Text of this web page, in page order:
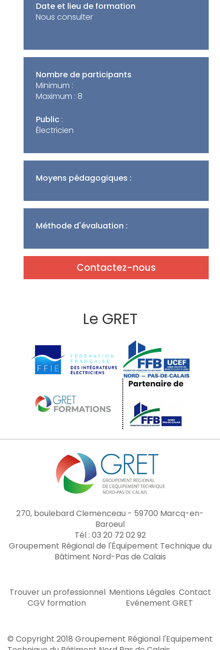
Date et lieu de formation
Nous consulter
Nombre de participants
Minimum :
Maximum : 8
Public :
Électricien
Moyens pédagogiques :
Méthode d'évaluation :
Contactez-nous
Le GRET
270, boulebard Clemenceau - 59700 Marcq-en-
Baroeul
Tél : 03 20 72 02 92
Groupement Régional de l'Équipement Technique du
Bâtiment Nord-Pas de Calais
Trouver un professionnel Mentions Légales Contact
CGV formation
Evénement GRET
© Copyright 2018 Groupement Régional l'Equipement